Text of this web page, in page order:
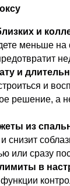
и
меньше на
и
и
решение, а
из
снизит
или сразу
в